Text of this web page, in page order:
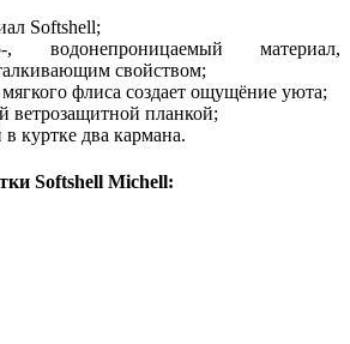
Softshell;
водонепроницаемый материал,
свойством;
флиса создает ощущёние уюта;
ветрозащитной планкой;
куртке два кармана.
Softshell Michell: